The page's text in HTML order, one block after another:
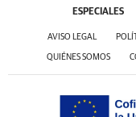
ESPECIALES
AVISO LEGAL
QUIÉNES SOMOS